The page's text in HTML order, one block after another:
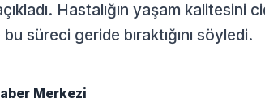
Hastalığın yaşam kalitesini
süreci geride bıraktığını söyledi.
Merkezi